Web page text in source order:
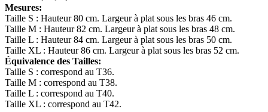
Mesures:
Taille S : Hauteur 80 cm. Largeur à plat sous les bras 46 cm.
Taille M : Hauteur 82 cm. Largeur à plat sous les bras 48 cm.
Taille L : Hauteur 84 cm. Largeur à plat sous les bras 50 cm.
Taille XL : Hauteur 86 cm. Largeur à plat sous les bras 52 cm.
Équivalence des Tailles:
Taille S : correspond au T36.
Taille M : correspond au T38.
Taille L : correspond au T40.
Taille XL : correspond au T42.